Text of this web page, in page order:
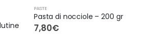
PASTE
Pasta di nocciole – 200 gr
7,80€